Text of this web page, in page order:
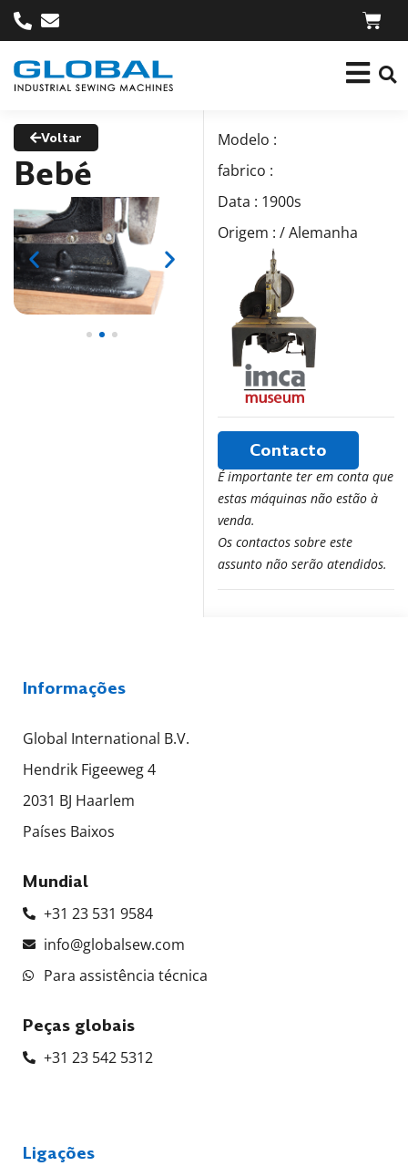
Voltar
Bebé
Modelo :
fabrico :
Data : 1900s
Origem : / Alemanha
É importante ter em conta que
estas máquinas não estão à
venda.
Os contactos sobre este
assunto não serão atendidos.
Contacto
Informações
Global International B.V.
Hendrik Figeeweg 4
2031 BJ Haarlem
Países Baixos
Mundial
+31 23 531 9584
info@globalsew.com
Para assistência técnica
Peças globais
+31 23 542 5312
Ligações